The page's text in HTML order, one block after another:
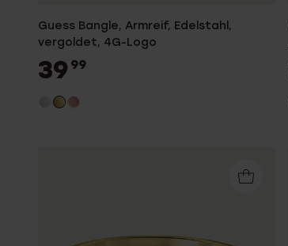
Guess Bangle, Armreif, Edelstahl,
vergoldet, 4G-Logo
39 99